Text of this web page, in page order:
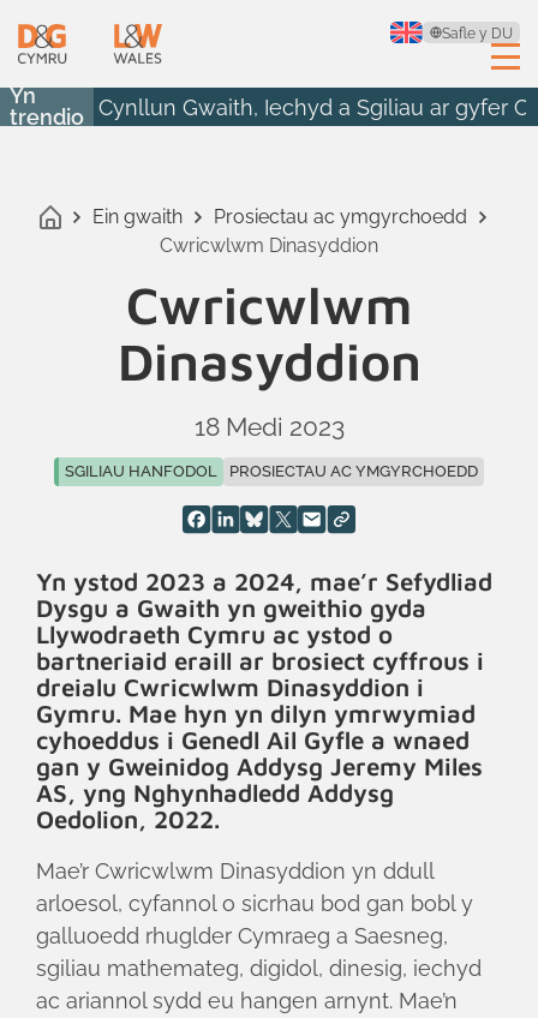
Safle y DU
Yn
trendio Cynllun Gwaith, Iechyd a Sgiliau ar gyfer
Ein gwaith
Prosiectau ac ymgyrchoedd
Cwricwlwm Dinasyddion
Cwricwlwm
Dinasyddion
18 Medi 2023
SGILIAU HANFODOL PROSIECTAU AC YMGYRCHOEDD
Yn ystod 2023 a 2024, mae’r Sefydliad
Dysgu a Gwaith yn gweithio gyda
Llywodraeth Cymru ac ystod o
bartneriaid eraill ar brosiect cyffrous i
dreialu Cwricwlwm Dinasyddion i
Gymru. Mae hyn yn dilyn ymrwymiad
cyhoeddus i Genedl Ail Gyfle a wnaed
gan y Gweinidog Addysg Jeremy Miles
AS, yng Nghynhadledd Addysg
Oedolion, 2022.
Mae’r Cwricwlwm Dinasyddion yn ddull
arloesol, cyfannol o sicrhau bod gan bobl y
galluoedd rhuglder Cymraeg a Saesneg,
sgiliau mathemateg, digidol, dinesig, iechyd
ac ariannol sydd eu hangen arnynt. Mae’n